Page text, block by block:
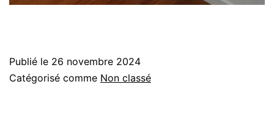
Publié le 26 novembre 2024
Catégorisé comme Non classé